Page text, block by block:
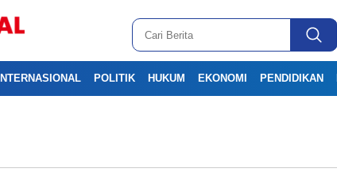
INTERNASIONAL POLITIK HUKUM EKONOMI PENDIDIKAN